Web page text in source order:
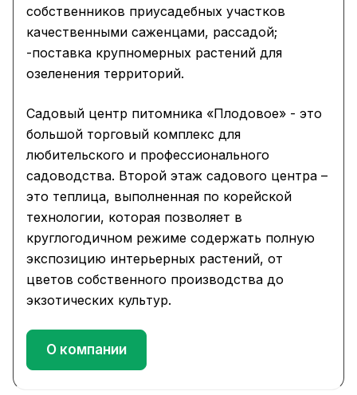
собственников приусадебных участков
качественными саженцами, рассадой;
-поставка крупномерных растений для
озеленения территорий.
Садовый центр питомника «Плодовое» - это
большой торговый комплекс для
любительского и профессионального
садоводства. Второй этаж садового центра –
это теплица, выполненная по корейской
технологии, которая позволяет в
круглогодичном режиме содержать полную
экспозицию интерьерных растений, от
цветов собственного производства до
экзотических культур.
О компании